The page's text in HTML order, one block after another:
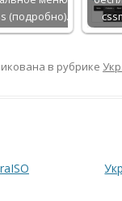
(подробно).
в рубрике